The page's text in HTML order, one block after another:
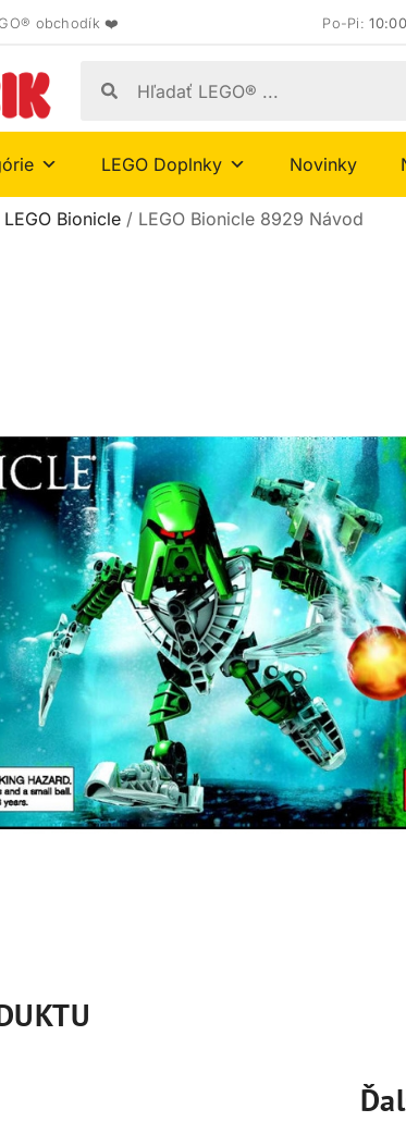
obchodík ❤️ Po-Pi:
LEGO Doplnky Novinky
LEGO Bionicle / LEGO Bionicle 8929 Návod